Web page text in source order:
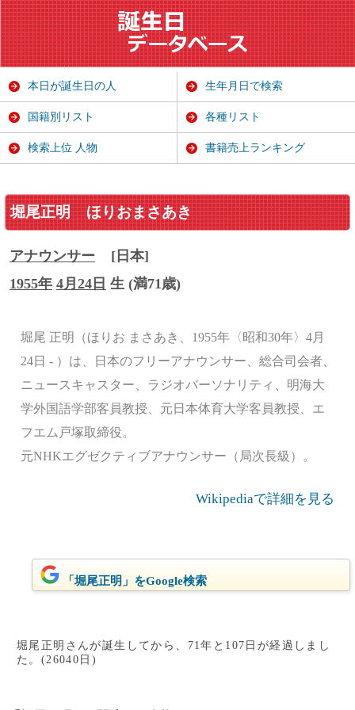
堀尾正明 ほりおまさあき
アナウンサー
[日本]
1955年 4月24日 生 (満71歳)
堀尾 正明（ほりお まさあき、1955年〈昭和30年〉4月
24日 - ）は、日本のフリーアナウンサー、総合司会者、
ニュースキャスター、ラジオパーソナリティ、明海大
学外国語学部客員教授、元日本体育大学客員教授、エ
フエム戸塚取締役。
元NHKエグゼクティブアナウンサー（局次長級）。
Wikipediaで詳細を見る
「堀尾正明」をGoogle検索
堀尾正明さんが誕生してから、71年と107日が経過しまし
た。(26040日)
本日が誕生日の人 生年月日で検索
国籍別リスト 各種リスト
検索上位 人物 書籍売上ランキング